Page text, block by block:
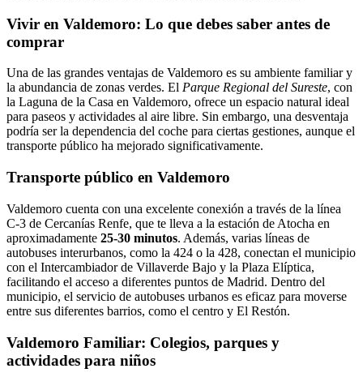
Vivir en Valdemoro: Lo que debes saber antes de
comprar
Una de las grandes ventajas de Valdemoro es su ambiente familiar y
la abundancia de zonas verdes. El Parque Regional del Sureste, con
la Laguna de la Casa en Valdemoro, ofrece un espacio natural ideal
para paseos y actividades al aire libre. Sin embargo, una desventaja
podría ser la dependencia del coche para ciertas gestiones, aunque el
transporte público ha mejorado significativamente.
Transporte público en Valdemoro
Valdemoro cuenta con una excelente conexión a través de la línea
C-3 de Cercanías Renfe, que te lleva a la estación de Atocha en
aproximadamente 25-30 minutos. Además, varias líneas de
autobuses interurbanos, como la 424 o la 428, conectan el municipio
con el Intercambiador de Villaverde Bajo y la Plaza Elíptica,
facilitando el acceso a diferentes puntos de Madrid. Dentro del
municipio, el servicio de autobuses urbanos es eficaz para moverse
entre sus diferentes barrios, como el centro y El Restón.
Valdemoro Familiar: Colegios, parques y
actividades para niños